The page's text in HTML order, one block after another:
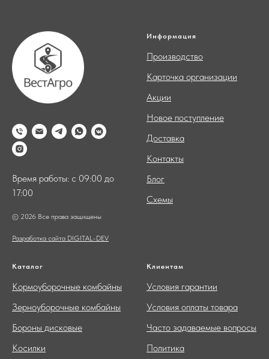
Время работы: с 09:00 до
17:00
© 2026 Все права защищены
Разработка сайта DIGITAL-DEV
Информация
Производство
Карточка организации
Акции
Новое поступление
Доставка
Контакты
Блог
Схемы
Каталог
Кормоуборочные комбайны
Зерноуборочные комбайны
Бороны дисковые
Косилки
Клиентам
Условия гарантии
Условия оплаты товара
Часто задаваемые вопросы
Политика